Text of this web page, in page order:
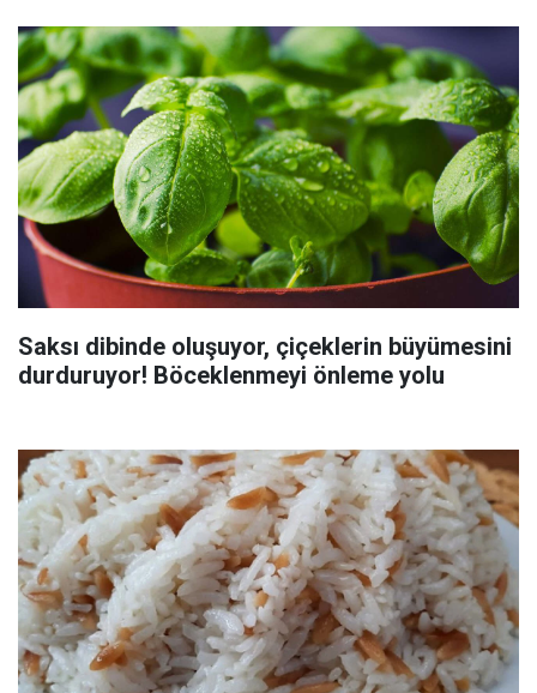
Saksı dibinde oluşuyor, çiçeklerin büyümesini
durduruyor! Böceklenmeyi önleme yolu